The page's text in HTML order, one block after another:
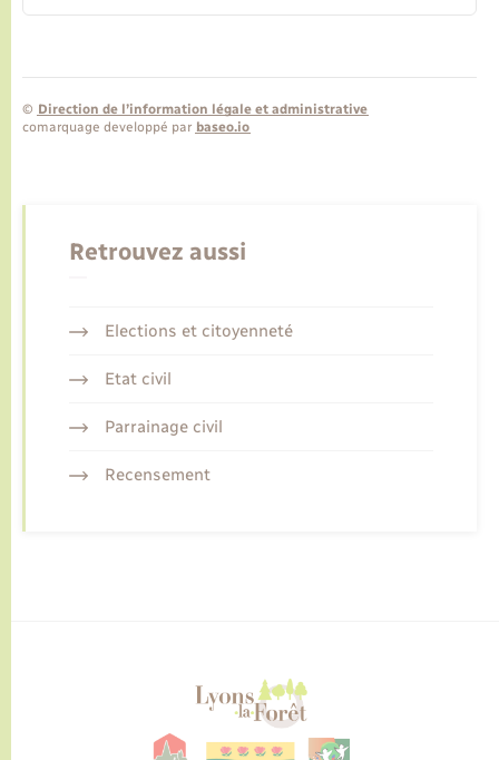
© Direction de l’information légale et administrative
comarquage developpé par baseo.io
Retrouvez aussi
Elections et citoyenneté
Etat civil
Parrainage civil
Recensement